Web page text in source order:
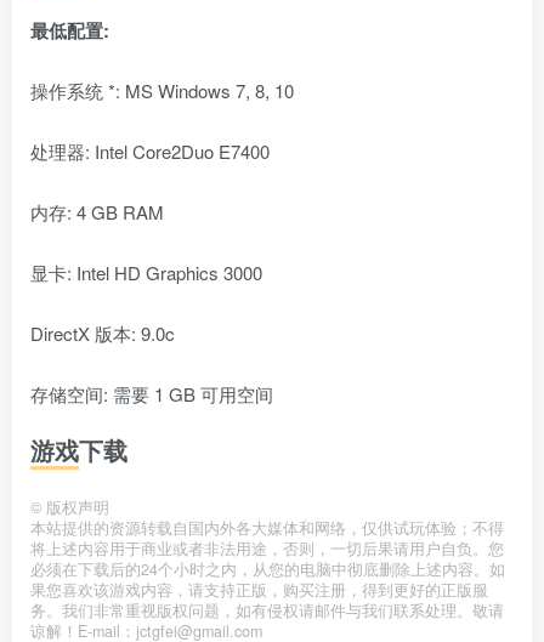
最低配置:
操作系统 *: MS Windows 7, 8, 10
处理器: Intel Core2Duo E7400
内存: 4 GB RAM
显卡: Intel HD Graphics 3000
DirectX 版本: 9.0c
存储空间: 需要 1 GB 可用空间
游戏下载
© 版权声明
本站提供的资源转载自国内外各大媒体和网络，仅供试玩体验；不得
将上述内容用于商业或者非法用途，否则，一切后果请用户自负。您
必须在下载后的24个小时之内，从您的电脑中彻底删除上述内容。如
果您喜欢该游戏内容，请支持正版，购买注册，得到更好的正版服
务。我们非常重视版权问题，如有侵权请邮件与我们联系处理。敬请
谅解！E-mail：jctgfei@gmail.com